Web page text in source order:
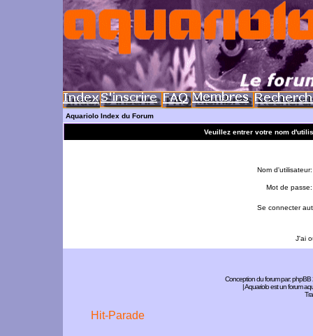
Aquariolo Index du Forum
Veuillez entrer votre nom
Nom d'utilisateur:
Mot de passe:
Se connecter
J'ai
Conception du forum par:phpBB
| Aquariolo est un forum